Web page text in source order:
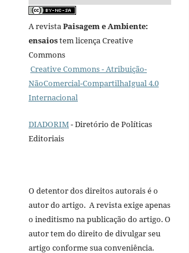
A revistaPaisagem e Ambiente:
ensaiostem licença Creative
Commons
Creative Commons - Atribuição-
NãoComercial-CompartilhaIgual 4.0
Internacional
DIADORIM- Diretório de Políticas
Editoriais
O detentor dos direitos autorais é o
autor do artigo. A revista exige apenas
o ineditismo na publicação do artigo. O
autor tem do direito de divulgar seu
artigo conforme sua conveniência.